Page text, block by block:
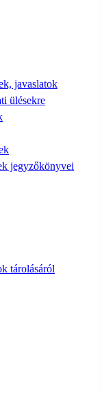
javaslatok
ülésekre
jegyzőkönyvei
tárolásáról